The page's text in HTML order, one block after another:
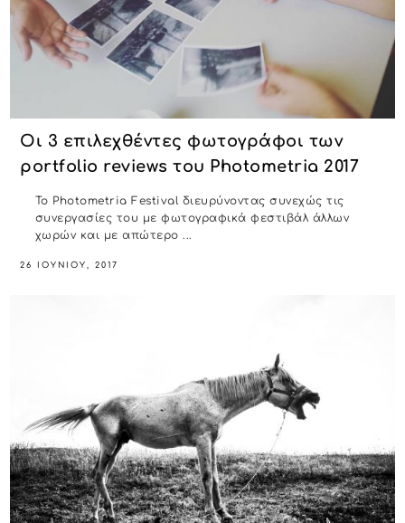
Οι 3 επιλεχθέντες φωτογράφοι των
portfolio reviews του Photometria 2017
Το Photometria Festival διευρύνοντας συνεχώς τις
συνεργασίες του με φωτογραφικά φεστιβάλ άλλων
χωρών και με απώτερο ...
26 ΙΟΥΝΊΟΥ, 2017